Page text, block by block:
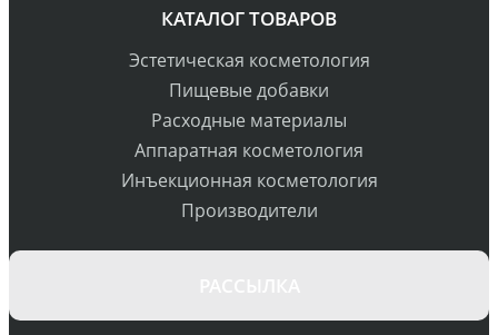
КАТАЛОГ ТОВАРОВ
Эстетическая косметология
Пищевые добавки
Расходные материалы
Аппаратная косметология
Инъекционная косметология
Производители